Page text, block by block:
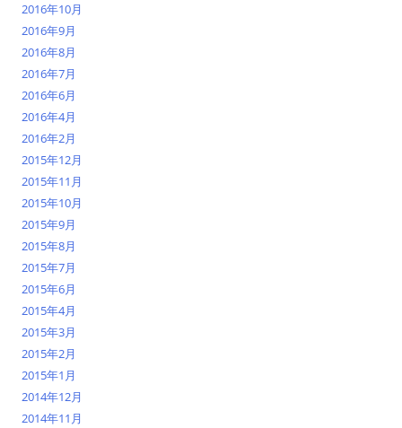
2016年10月
2016年9月
2016年8月
2016年7月
2016年6月
2016年4月
2016年2月
2015年12月
2015年11月
2015年10月
2015年9月
2015年8月
2015年7月
2015年6月
2015年4月
2015年3月
2015年2月
2015年1月
2014年12月
2014年11月